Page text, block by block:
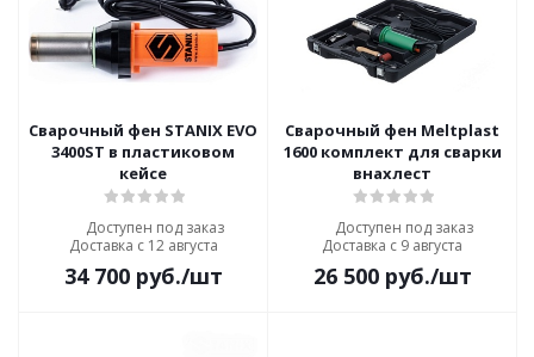
Сварочный фен STANIX EVO
3400ST в пластиковом
кейсе
Доступен под заказ
Доставка с 12 августа
34 700руб./шт
Сварочный фен Meltplast
1600 комплект для сварки
внахлест
Доступен под заказ
Доставка с 9 августа
26 500руб./шт